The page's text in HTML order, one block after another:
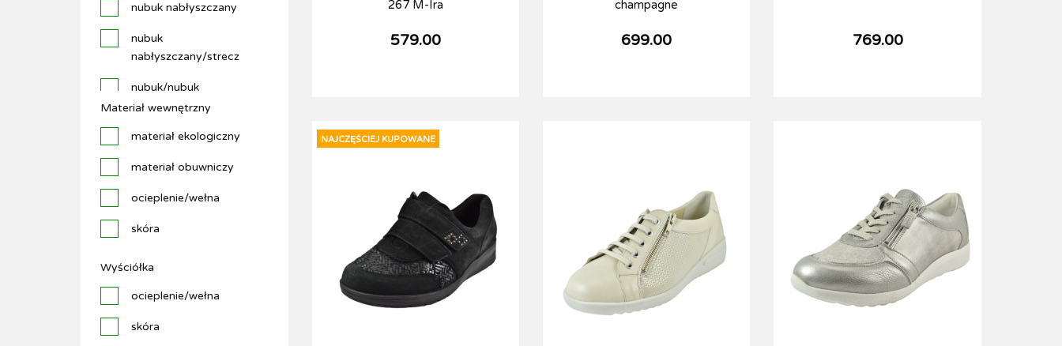
granatowy
marakesch sand silber
niebieskie
nubuk nabłyszczany
nubuk
nabłyszczany/strecz
nubuk/nubuk
nabłyszczany
skóra
skóra lakierowana
skóra lico
skóra lico/nubuk
Materiał wewnętrzny
materiał ekologiczny
materiał obuwniczy
ocieplenie/wełna
skóra
skóra/materiał w
Wyściółka
ocieplenie/wełna
skóra
267 M-Ira
579.00
champagne
699.00 769.00
NAJCZĘŚCIEJ KUPOWANE